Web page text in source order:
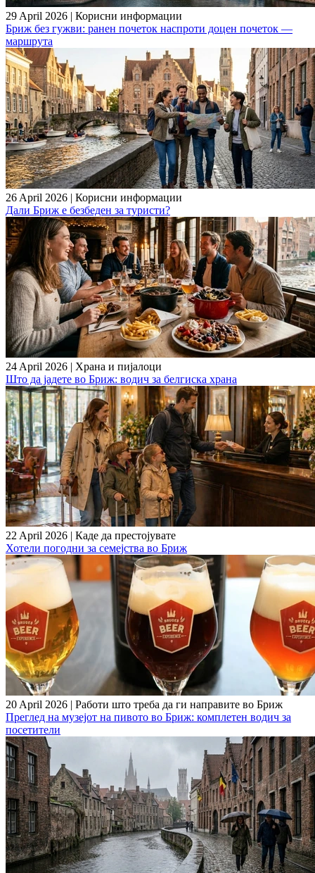
29 April 2026 | Корисни информации
Бриж без гужви: ранен почеток наспроти доцен почеток —
маршрута
26 April 2026 | Корисни информации
Дали Бриж е безбеден за туристи?
24 April 2026 | Храна и пијалоци
Што да јадете во Бриж: водич за белгиска храна
22 April 2026 | Каде да престојувате
Хотели погодни за семејства во Бриж
20 April 2026 | Работи што треба да ги направите во Бриж
Преглед на музејот на пивото во Бриж: комплетен водич за
посетители